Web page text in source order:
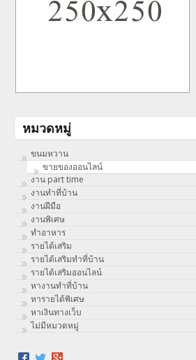
หมวดหมู่
ขนมหวาน
ขายของออนไลน์
งาน part time
งานทําที่บ้าน
งานฝีมือ
งานพิเศษ
ทําอาหาร
รายได้เสริม
รายได้เสริมทำที่บ้าน
รายได้เสริมออนไลน์
หางานทำที่บ้าน
หารายได้พิเศษ
หาเงินทางเว็บ
ไม่มีหมวดหมู่